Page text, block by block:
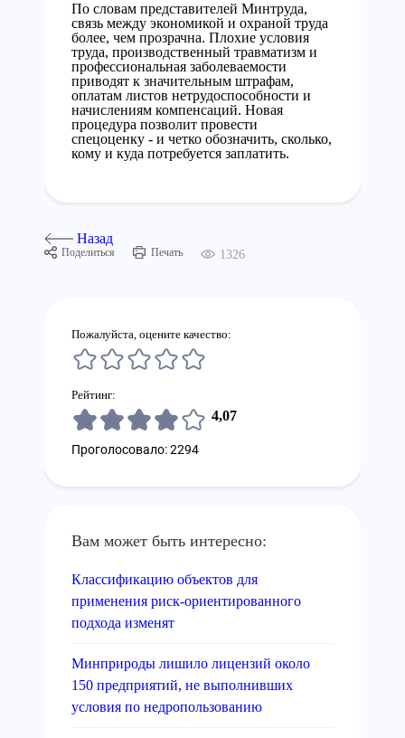
По словам представителей Минтруда,
связь между экономикой и охраной труда
более, чем прозрачна. Плохие условия
труда, производственный травматизм и
профессиональная заболеваемости
приводят к значительным штрафам,
оплатам листов нетрудоспособности и
начислениям компенсаций. Новая
процедура позволит провести
спецоценку - и четко обозначить, сколько,
кому и куда потребуется заплатить.
Назад
Поделиться Печать 1326
Пожалуйста, оцените качество:
Рейтинг:
4,07
Проголосовало: 2294
Вам может быть интересно:
Классификацию объектов для
применения риск-ориентированного
подхода изменят
Минприроды лишило лицензий около
150 предприятий, не выполнивших
условия по недропользованию